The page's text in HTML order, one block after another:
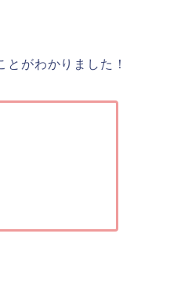
がわかりました！